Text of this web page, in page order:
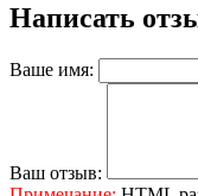
Написать
Ваше имя:
Ваш отзыв: